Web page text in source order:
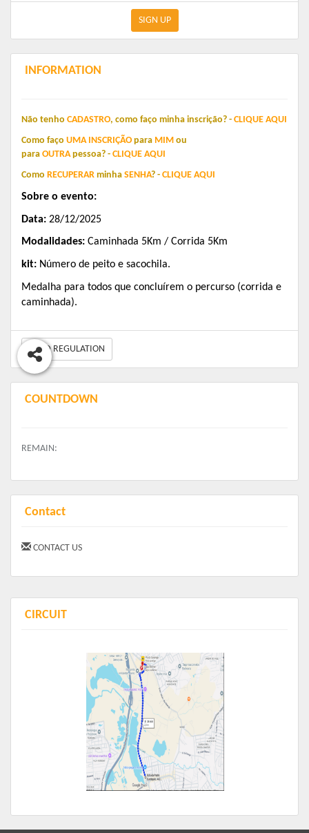
SIGN UP
INFORMATION
Não tenho CADASTRO, como faço minha inscrição? - CLIQUE AQUI
Como faço UMA INSCRIÇÃO para MIM ou
para OUTRA pessoa? - CLIQUE AQUI
Como RECUPERAR minha SENHA? - CLIQUE AQUI
Sobre o evento:
Data: 28/12/2025
Modalidades: Caminhada 5Km / Corrida 5Km
kit: Número de peito e sacochila.
Medalha para todos que concluírem o percurso (corrida e
caminhada).
READ REGULATION
COUNTDOWN
REMAIN:
Contact
CONTACT US
CIRCUIT